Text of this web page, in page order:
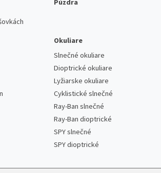
Púzdra
Okuliare
Slnečné okuliare
Dioptrické okuliare
Lyžiarske okuliare
Cyklistické slnečné
Ray-Ban slnečné
Ray-Ban dioptrické
SPY slnečné
SPY dioptrické